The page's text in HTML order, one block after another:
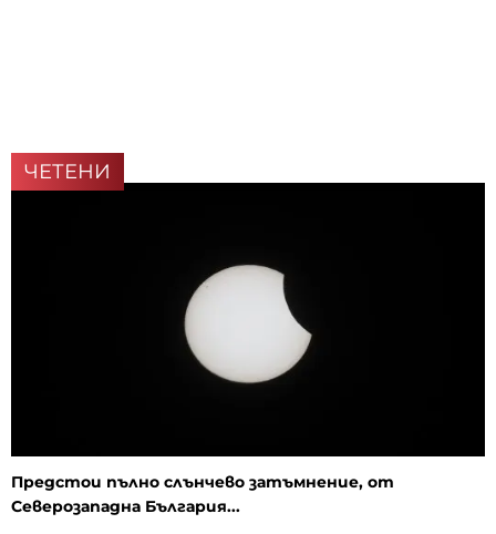
ЧЕТЕНИ
Предстои пълно слънчево затъмнение, от
Северозападна България...